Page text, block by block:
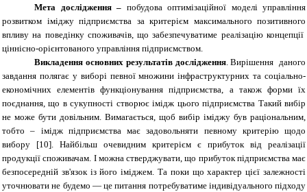
Мета дослідження – побудова оптимізаційної моделі управління
розвитком іміджу підприємства за критерієм максимального позитивного
впливу на поведінку споживачів, що забезпечуватиме реалізацію концепції
ціннісно-орієнтованого управління підприємством.
Викладення основних результатів дослідження. Вирішення даного
завдання полягає у виборі певної множини інфраструктурних та соціально-
економічних елементів функціонування підприємства, а також форми їх
поєднання, що в сукупності створює імідж цього підприємства Такий вибір
не може бути довільним. Вимагається, щоб вибір іміджу був раціональним,
тобто – імідж підприємства має задовольняти певному критерію щодо
вибору [10]. Найбільш очевидним критерієм є прибуток від реалізації
продукції споживачам. І можна стверджувати, що прибуток підприємства має
безпосередній зв'язок із його іміджем. Та поки що характер цієї залежності
уточнювати не будемо — це питання потребуватиме індивідуального підходу